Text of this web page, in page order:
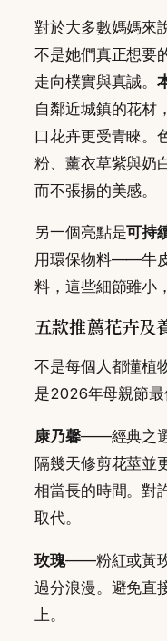
對於大多數媽媽來
不是她們真正想要
走向樸實與真誠。
自鄰近城鎮的花材
口花卉更受青睞。
粉、薰衣草紫與奶
而不張揚的美感。
另一個亮點是可持
用環保物料——牛
料，這些細節雖小
五款推薦花卉及
不是每個人都懂植
是2026年母親節最
康乃馨——經典之
隔幾天修剪花莖並
相當長的時間。對
取代。
玫瑰——粉紅或黃
過分浪漫。避免直
上。